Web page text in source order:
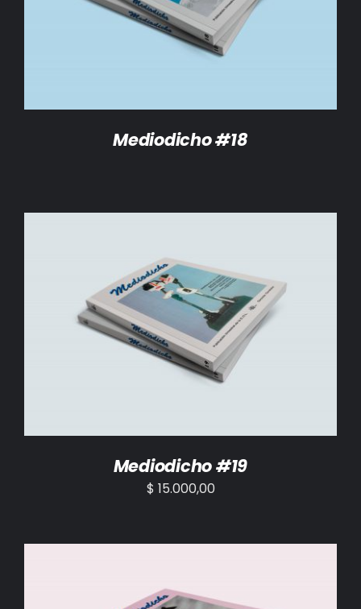
Mediodicho #18
AÑADIR AL CARRITO / DETALLES
Mediodicho #19
$ 15.000,00